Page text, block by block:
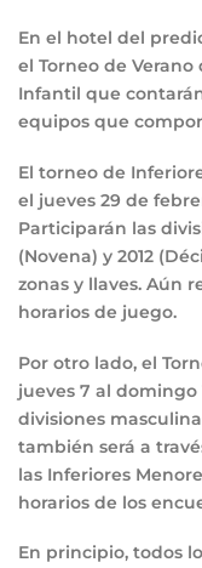
En el hotel del
el Torneo de
Infantil que
equipos que
El torneo de
el jueves 29 de
Participarán las
(Novena) y 2012
zonas y llaves. Aún
horarios de juego.
Por otro lado, el
jueves 7 al domingo
divisiones
también será a
las Inferiores
horarios de los
En principio, todos